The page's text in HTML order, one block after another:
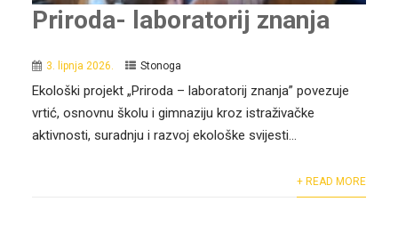
Priroda- laboratorij znanja
3. lipnja 2026. Stonoga
Ekološki projekt „Priroda – laboratorij znanja” povezuje
vrtić, osnovnu školu i gimnaziju kroz istraživačke
aktivnosti, suradnju i razvoj ekološke svijesti...
+ READ MORE